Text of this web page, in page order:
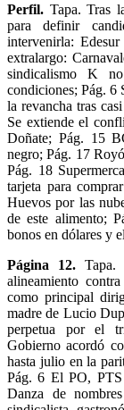
Perfil. Tapa. Tras
para definir
intervenirla:
extralargo:
sindicalismo K
condiciones; Pág. 6
la revancha tras
Se extiende el
Doñate; Pág. 15
negro; Pág. 17
Pág. 18
tarjeta para
Huevos por las
de este alimento;
bonos en dólares y
Página 12.
alineamiento
como principal
madre de Lucio
perpetua por el
Gobierno acordó
hasta julio en la
Pág. 6 El PO, PTS
Danza de